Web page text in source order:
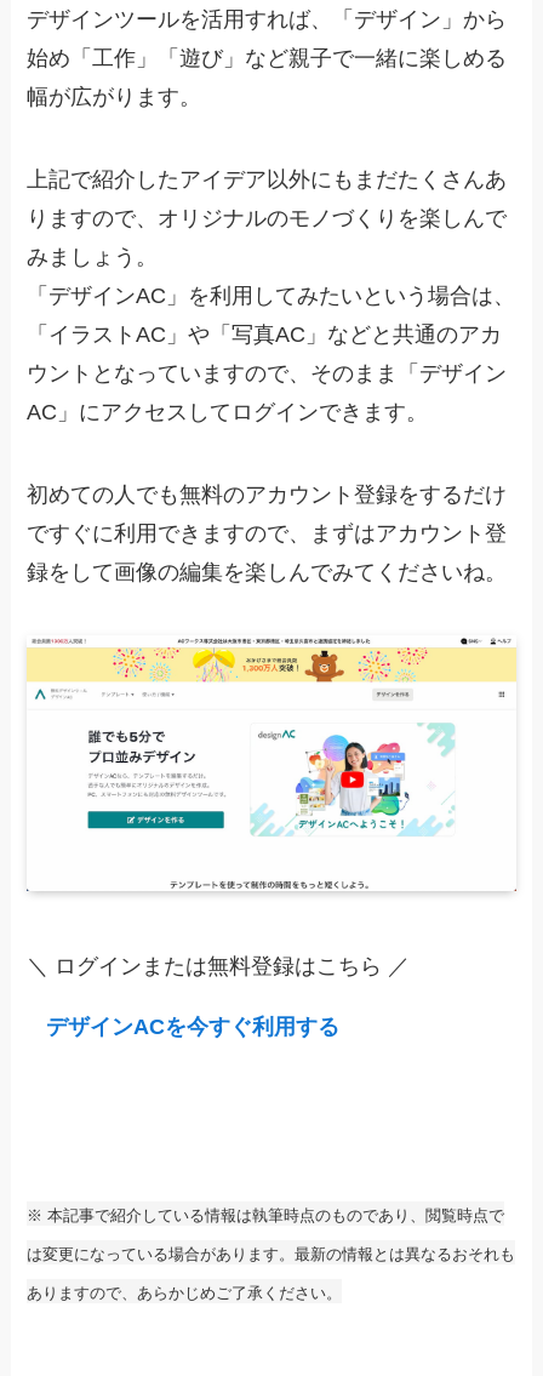
デザインツールを活用すれば、「デザイン」から
始め「工作」「遊び」など親子で一緒に楽しめる
幅が広がります。
上記で紹介したアイデア以外にもまだたくさんあ
りますので、オリジナルのモノづくりを楽しんで
みましょう。
「デザインAC」を利用してみたいという場合は、
「イラストAC」や「写真AC」などと共通のアカ
ウントとなっていますので、そのまま「デザイン
AC」にアクセスしてログインできます。
初めての人でも無料のアカウント登録をするだけ
ですぐに利用できますので、まずはアカウント登
録をして画像の編集を楽しんでみてくださいね。
＼ ログインまたは無料登録はこちら ／
デザインACを今すぐ利用する
※ 本記事で紹介している情報は執筆時点のものであり、閲覧時点で
は変更になっている場合があります。最新の情報とは異なるおそれも
ありますので、あらかじめご了承ください。